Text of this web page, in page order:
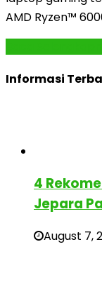
AMD Ryzen™
Informasi
4
Jepara
August 7,